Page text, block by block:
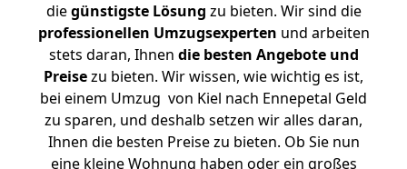
diegünstigste Lösung zu bieten. Wir sind die
professionellen Umzugsexperten und arbeiten
stets daran, Ihnen die besten Angebote und
Preisezu bieten. Wir wissen, wie wichtig es ist,
bei einem Umzug von Kiel nach Ennepetal Geld
zu sparen, und deshalb setzen wir alles daran,
Ihnen die besten Preise zu bieten. Ob Sie nun
eine kleine Wohnung haben oder ein großes